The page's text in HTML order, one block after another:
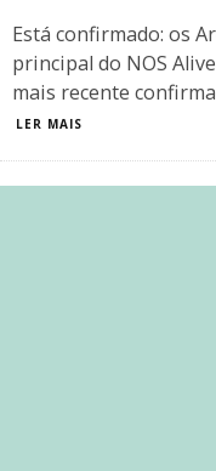
Está confirmado: os
principal do NOS
mais recente
LER MAIS